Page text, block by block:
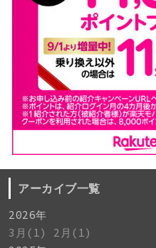
アーカイブ一覧
2026年
3月(1)
2月(1)